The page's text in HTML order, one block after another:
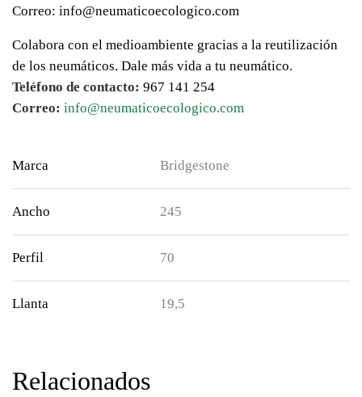
Correo: info@neumaticoecologico.com
Colabora con el medioambiente gracias a la reutilización
de los neumáticos. Dale más vida a tu neumático.
Teléfono de contacto: 967 141 254
Correo: info@neumaticoecologico.com
Marca Bridgestone
Ancho 245
Perfil 70
Llanta 19,5
Relacionados